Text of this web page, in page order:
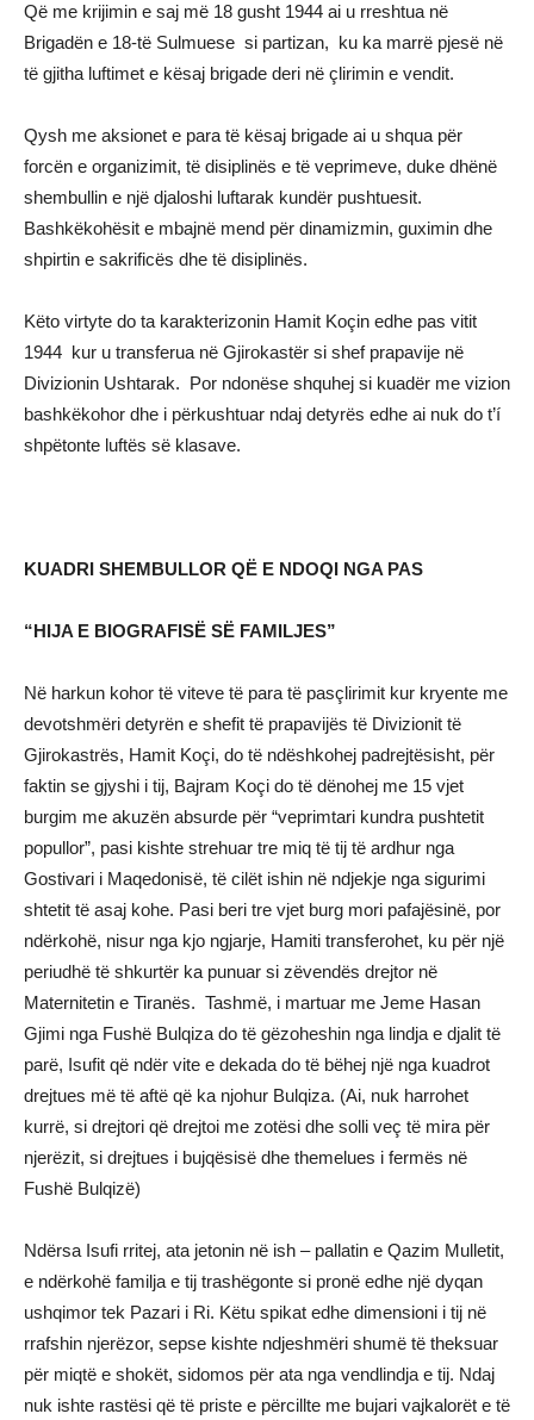
Që me krijimin e saj më 18 gusht 1944 ai u rreshtua në
Brigadën e 18-të Sulmuese si partizan, ku ka marrë pjesë në
të gjitha luftimet e kësaj brigade deri në çlirimin e vendit.
Qysh me aksionet e para të kësaj brigade ai u shqua për
forcën e organizimit, të disiplinës e të veprimeve, duke dhënë
shembullin e një djaloshi luftarak kundër pushtuesit.
Bashkëkohësit e mbajnë mend për dinamizmin, guximin dhe
shpirtin e sakrificës dhe të disiplinës.
Këto virtyte do ta karakterizonin Hamit Koçin edhe pas vitit
1944 kur u transferua në Gjirokastër si shef prapavije në
Divizionin Ushtarak. Por ndonëse shquhej si kuadër me vizion
bashkëkohor dhe i përkushtuar ndaj detyrës edhe ai nuk do t’í
shpëtonte luftës së klasave.
KUADRI SHEMBULLOR QË E NDOQI NGA PAS
“HIJA E BIOGRAFISË SË FAMILJES”
Në harkun kohor të viteve të para të pasçlirimit kur kryente me
devotshmëri detyrën e shefit të prapavijës të Divizionit të
Gjirokastrës, Hamit Koçi, do të ndëshkohej padrejtësisht, për
faktin se gjyshi i tij, Bajram Koçi do të dënohej me 15 vjet
burgim me akuzën absurde për “veprimtari kundra pushtetit
popullor”, pasi kishte strehuar tre miq të tij të ardhur nga
Gostivari i Maqedonisë, të cilët ishin në ndjekje nga sigurimi
shtetit të asaj kohe. Pasi beri tre vjet burg mori pafajësinë, por
ndërkohë, nisur nga kjo ngjarje, Hamiti transferohet, ku për një
periudhë të shkurtër ka punuar si zëvendës drejtor në
Maternitetin e Tiranës. Tashmë, i martuar me Jeme Hasan
Gjimi nga Fushë Bulqiza do të gëzoheshin nga lindja e djalit të
parë, Isufit që ndër vite e dekada do të bëhej një nga kuadrot
drejtues më të aftë që ka njohur Bulqiza. (Ai, nuk harrohet
kurrë, si drejtori që drejtoi me zotësi dhe solli veç të mira për
njerëzit, si drejtues i bujqësisë dhe themelues i fermës në
Fushë Bulqizë)
Ndërsa Isufi rritej, ata jetonin në ish – pallatin e Qazim Mulletit,
e ndërkohë familja e tij trashëgonte si pronë edhe një dyqan
ushqimor tek Pazari i Ri. Këtu spikat edhe dimensioni i tij në
rrafshin njerëzor, sepse kishte ndjeshmëri shumë të theksuar
për miqtë e shokët, sidomos për ata nga vendlindja e tij. Ndaj
nuk ishte rastësi që të priste e përcillte me bujari vajkalorët e të